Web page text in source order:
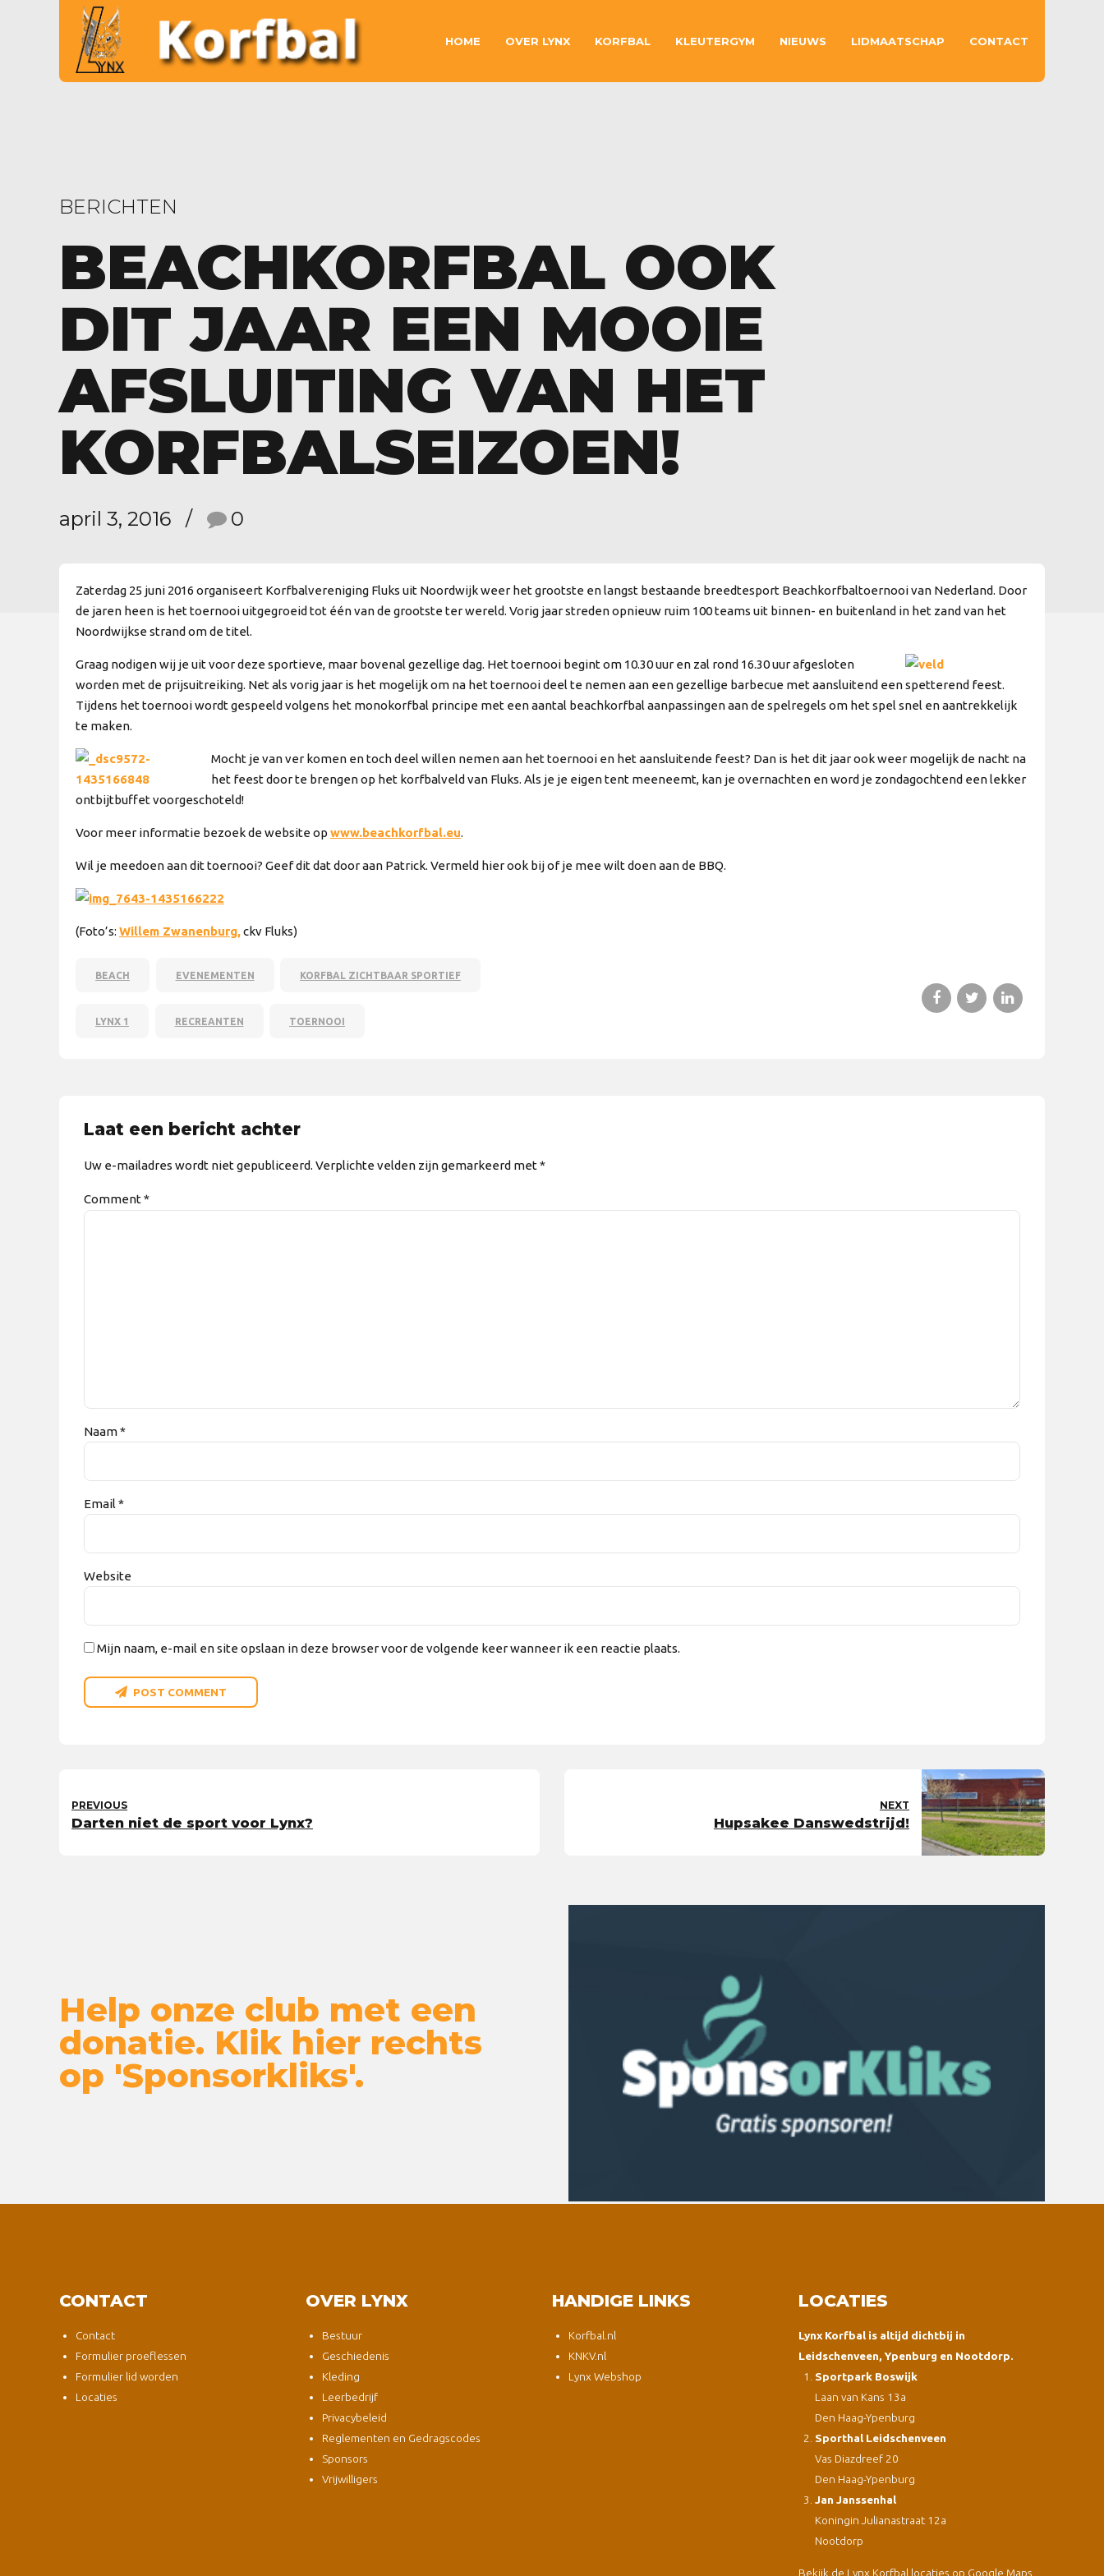
HOME OVER LYNX KORFBAL KLEUTERGYM NIEUWS LIDMAATSCHAP CONTACT
BERICHTEN
BEACHKORFBAL OOK
DIT JAAR EEN MOOIE
AFSLUITING VAN HET
KORFBALSEIZOEN!
april 3, 2016 0
Zaterdag 25 juni 2016 organiseert Korfbalvereniging Fluks uit Noordwijk weer het grootste en langst bestaande breedtesport Beachkorfbaltoernooi van Nederland. Door
de jaren heen is het toernooi uitgegroeid tot één van de grootste ter wereld. Vorig jaar streden opnieuw ruim 100 teams uit binnen- en buitenland in het zand van het
Noordwijkse strand om de titel.
Graag nodigen wij je uit voor deze sportieve, maar bovenal gezellige dag. Het toernooi begint om 10.30 uur en zal rond 16.30 uur afgesloten
worden met de prijsuitreiking. Net als vorig jaar is het mogelijk om na het toernooi deel te nemen aan een gezellige barbecue met aansluitend een spetterend feest.
Tijdens het toernooi wordt gespeeld volgens het monokorfbal principe met een aantal beachkorfbal aanpassingen aan de spelregels om het spel snel en aantrekkelijk
te maken.
Mocht je van ver komen en toch deel willen nemen aan het toernooi en het aansluitende feest? Dan is het dit jaar ook weer mogelijk de nacht na
het feest door te brengen op het korfbalveld van Fluks. Als je je eigen tent meeneemt, kan je overnachten en word je zondagochtend een lekker
ontbijtbuffet voorgeschoteld!
Voor meer informatie bezoek de website op www.beachkorfbal.eu.
Wil je meedoen aan dit toernooi? Geef dit dat door aan Patrick. Vermeld hier ook bij of je mee wilt doen aan de BBQ.
(Foto’s: Willem Zwanenburg,ckv Fluks)
BEACH EVENEMENTEN KORFBAL ZICHTBAAR SPORTIEF
LYNX 1 RECREANTEN TOERNOOI
Laat een bericht achter
Uw e-mailadres wordt niet gepubliceerd. Verplichte velden zijn gemarkeerd met *
Comment*
Naam *
Email *
Website
Mijn naam, e-mail en site opslaan in deze browser voor de volgende keer wanneer ik een reactie plaats.
POST COMMENT
PREVIOUS
Darten niet de sport voor Lynx?
NEXT
Hupsakee Danswedstrijd!
Help onze club met een
donatie. Klik hier rechts
op 'Sponsorkliks'.
CONTACT
Contact
Formulier proeflessen
Formulier lid worden
Locaties
OVER LYNX
Bestuur
Geschiedenis
Kleding
Leerbedrijf
Privacybeleid
Reglementen en Gedragscodes
Sponsors
Vrijwilligers
HANDIGE LINKS
Korfbal.nl
KNKV.nl
Lynx Webshop
LOCATIES
Lynx Korfbal is altijd dichtbij in
Leidschenveen, Ypenburg en Nootdorp.
Sportpark Boswijk
Laan van Kans 13a
Den Haag-Ypenburg
Sporthal Leidschenveen
Vas Diazdreef 20
Den Haag-Ypenburg
Jan Janssenhal
Koningin Julianastraat 12a
Nootdorp
Bekijk de Lynx Korfbal locaties op Google Maps